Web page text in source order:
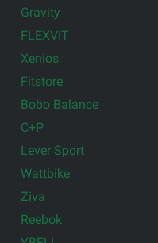
Gravity
FLEXVIT
Xenios
Fitstore
Bobo Balance
C+P
Lever Sport
Wattbike
Ziva
Reebok